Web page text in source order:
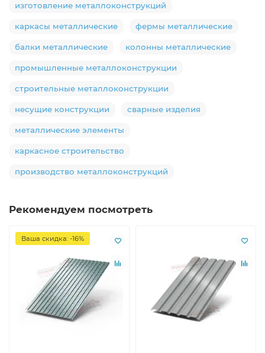
изготовление металлоконструкций
каркасы металлические фермы металлические
балки металлические колонны металлические
промышленные металлоконструкции
строительные металлоконструкции
несущие конструкции сварные изделия
металлические элементы
каркасное строительство
производство металлоконструкций
Рекомендуем посмотреть
Ваша скидка: -16%